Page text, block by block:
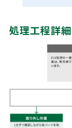
処理工程詳細